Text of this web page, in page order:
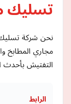
تسليك
نحن شركة
مجاري المطابخ
التفتيش بأحدث
الرابط